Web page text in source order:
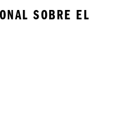
SOBRE EL